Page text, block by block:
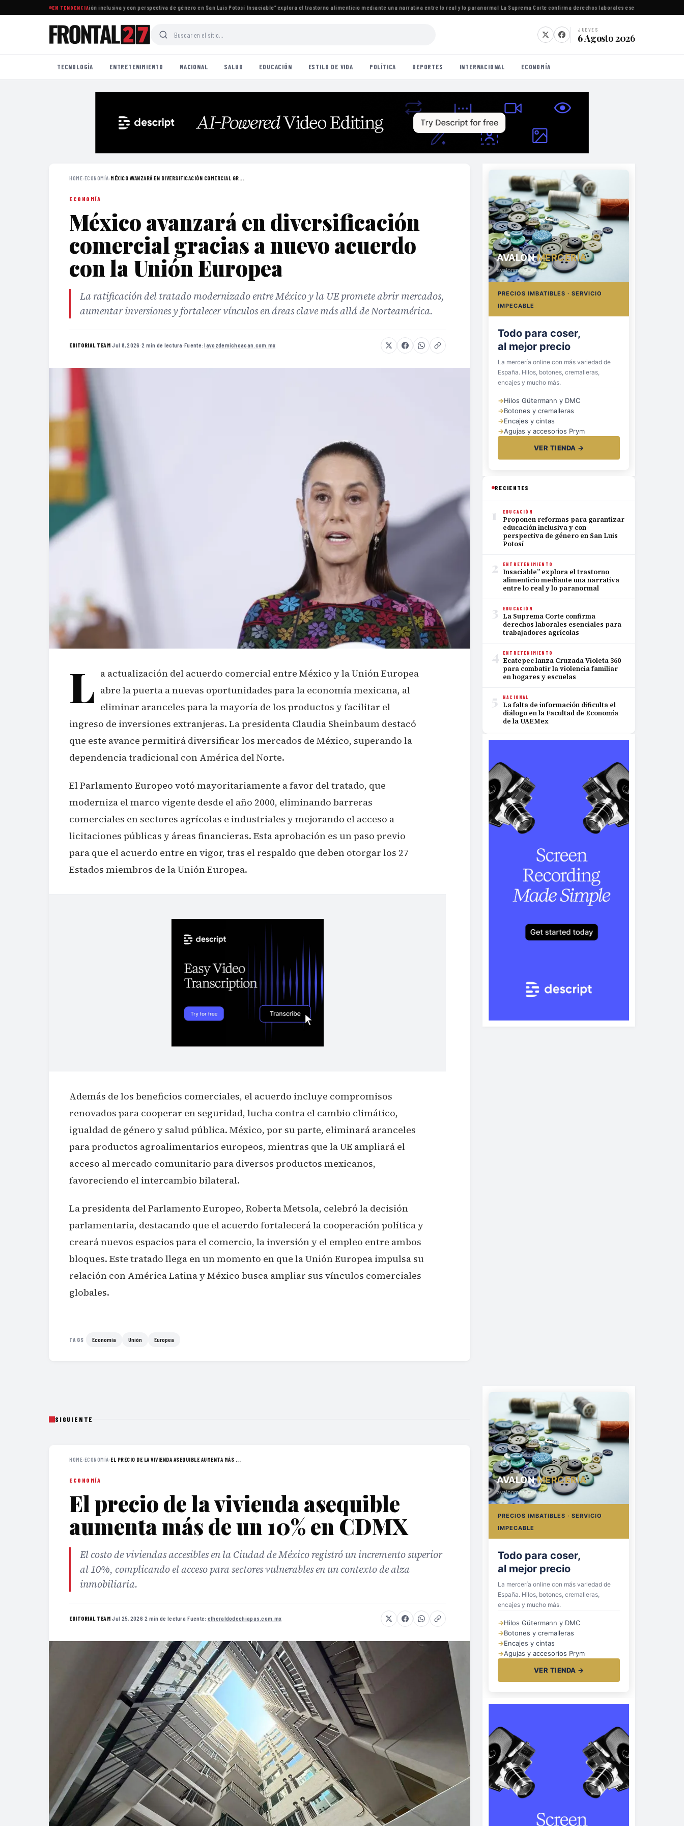
EN TENDENCIA
para garantizar educación inclusiva y con perspectiva de género en San Luis Potosí·Insaciable” explora el trastorno alimenticio mediante una narrativa entre lo real y lo paranormal·La Suprema Corte confirma derechos laborales esenciales para
JUEVES
6 Agosto 2026
TECNOLOGÍA ENTRETENIMIENTO NACIONAL SALUD EDUCACIÓN ESTILO DE VIDA POLÍTICA DEPORTES INTERNACIONAL ECONOMÍA
HOME›ECONOMÍA›MÉXICO AVANZARÁ EN DIVERSIFICACIÓN COMERCIAL GR...
ECONOMÍA
México avanzará en diversificación
comercial gracias a nuevo acuerdo
con la Unión Europea
La ratificación del tratado modernizado entre México y la UE promete abrir mercados,
aumentar inversiones y fortalecer vínculos en áreas clave más allá de Norteamérica.
EDITORIAL TEAM·Jul 8, 2026 ·2 min de lectura ·Fuente:lavozdemichoacan.com.mx
L a actualización del acuerdo comercial entre México y la Unión Europea
abre la puerta a nuevas oportunidades para la economía mexicana, al
eliminar aranceles para la mayoría de los productos y facilitar el
ingreso de inversiones extranjeras. La presidenta Claudia Sheinbaum destacó
que este avance permitirá diversificar los mercados de México, superando la
dependencia tradicional con América del Norte.
El Parlamento Europeo votó mayoritariamente a favor del tratado, que
moderniza el marco vigente desde el año 2000, eliminando barreras
comerciales en sectores agrícolas e industriales y mejorando el acceso a
licitaciones públicas y áreas financieras. Esta aprobación es un paso previo
para que el acuerdo entre en vigor, tras el respaldo que deben otorgar los 27
Estados miembros de la Unión Europea.
Además de los beneficios comerciales, el acuerdo incluye compromisos
renovados para cooperar en seguridad, lucha contra el cambio climático,
igualdad de género y salud pública. México, por su parte, eliminará aranceles
para productos agroalimentarios europeos, mientras que la UE ampliará el
acceso al mercado comunitario para diversos productos mexicanos,
favoreciendo el intercambio bilateral.
La presidenta del Parlamento Europeo, Roberta Metsola, celebró la decisión
parlamentaria, destacando que el acuerdo fortalecerá la cooperación política y
creará nuevos espacios para el comercio, la inversión y el empleo entre ambos
bloques. Este tratado llega en un momento en que la Unión Europea impulsa su
relación con América Latina y México busca ampliar sus vínculos comerciales
globales.
TAGS Economía Unión Europea
AVALONMERCERÍA
avalonmerceria.es
PRECIOS IMBATIBLES · SERVICIO
IMPECABLE
Hilos, botones
y cremalleras
La mercería online con más variedad de
España. Hilos, botones, cremalleras,
encajes y mucho más.
→Hilos Gütermann y DMC
→Botones y cremalleras
→Encajes y cintas
→Agujas y accesorios Prym
VER TIENDA →
RECIENTES
1 EDUCACIÓN
Proponen reformas para garantizar
educación inclusiva y con
perspectiva de género en San Luis
Potosí
2 ENTRETENIMIENTO
Insaciable” explora el trastorno
alimenticio mediante una narrativa
entre lo real y lo paranormal
3 EDUCACIÓN
La Suprema Corte confirma
derechos laborales esenciales para
trabajadores agrícolas
4 ENTRETENIMIENTO
Ecatepec lanza Cruzada Violeta 360
para combatir la violencia familiar
en hogares y escuelas
5 NACIONAL
La falta de información dificulta el
diálogo en la Facultad de Economía
de la UAEMex
SIGUIENTE
HOME›ECONOMÍA›EL PRECIO DE LA VIVIENDA ASEQUIBLE AUMENTA MÁS ...
ECONOMÍA
El precio de la vivienda asequible
aumenta más de un 10% en CDMX
El costo de viviendas accesibles en la Ciudad de México registró un incremento superior
al 10%, complicando el acceso para sectores vulnerables en un contexto de alza
inmobiliaria.
EDITORIAL TEAM·Jul 25, 2026·2 min de lectura·Fuente: elheraldodechiapas.com.mx
AVALONMERCERÍA
avalonmerceria.es
PRECIOS IMBATIBLES · SERVICIO
IMPECABLE
Todo para coser,
al mejor precio
La mercería online con más variedad de
España. Hilos, botones, cremalleras,
encajes y mucho más.
→Hilos Gütermann y DMC
→Botones y cremalleras
→Encajes y cintas
→Agujas y accesorios Prym
VER TIENDA →